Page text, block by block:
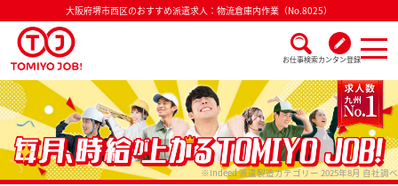
大阪府堺市西区のおすすめ派遣求人：物流倉庫内作業（No.8025）
お仕事検索カンタン登録
派遣なら毎月時給が上がるトミヨジョブ ※Indeed 派遣製造カテゴリー 2025年8月 自社調べ